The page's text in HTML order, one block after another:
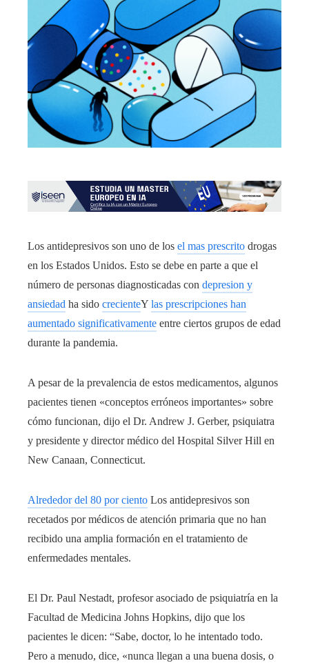
Los antidepresivos son uno de los el mas prescrito drogas
en los Estados Unidos. Esto se debe en parte a que el
número de personas diagnosticadas con depresion y
ansiedad ha sido crecienteY las prescripciones han
aumentado significativamente entre ciertos grupos de edad
durante la pandemia.
A pesar de la prevalencia de estos medicamentos, algunos
pacientes tienen «conceptos erróneos importantes» sobre
cómo funcionan, dijo el Dr. Andrew J. Gerber, psiquiatra
y presidente y director médico del Hospital Silver Hill en
New Canaan, Connecticut.
Alrededor del 80 por ciento Los antidepresivos son
recetados por médicos de atención primaria que no han
recibido una amplia formación en el tratamiento de
enfermedades mentales.
El Dr. Paul Nestadt, profesor asociado de psiquiatría en la
Facultad de Medicina Johns Hopkins, dijo que los
pacientes le dicen: “Sabe, doctor, lo he intentado todo.
Pero a menudo, dice, «nunca llegan a una buena dosis, o